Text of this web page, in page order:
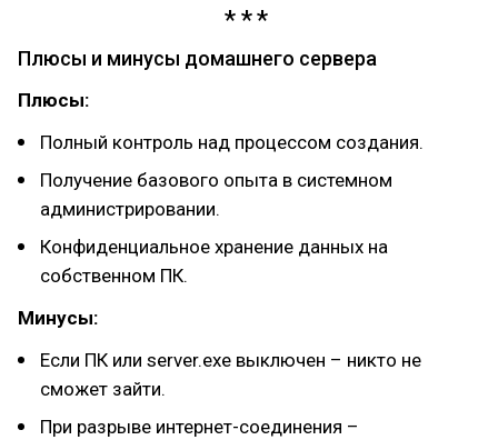
Плюсы и минусы домашнего сервера
Плюсы:
Полный контроль над процессом создания.
Получение базового опыта в системном
администрировании.
Конфиденциальное хранение данных на
собственном ПК.
Минусы:
Если ПК или server.exe выключен – никто не
сможет зайти.
При разрыве интернет-соединения –